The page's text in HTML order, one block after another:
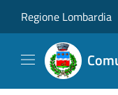
Regione Lombardia